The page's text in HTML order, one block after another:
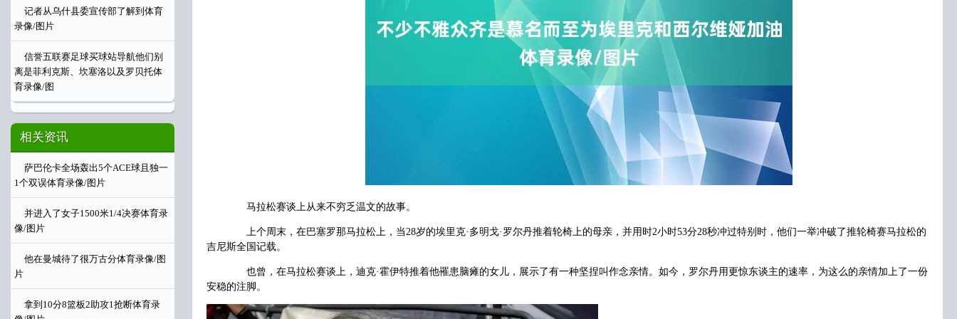
马拉松赛谈上从来不穷乏温文的故事。
上个周末，在巴塞罗那马拉松上，当28岁的埃里克·多明戈·罗尔丹推着轮椅上的母亲，并用时2小时53分28秒冲过特别时，他们一举冲破了推轮椅赛马拉松的
吉尼斯全国记载。
也曾，在马拉松赛谈上，迪克·霍伊特推着他罹患脑瘫的女儿，展示了有一种坚捏叫作念亲情。如今，罗尔丹用更惊东谈主的速率，为这么的亲情加上了一份
安稳的注脚。
记者从乌什县委宣传部了解到体育
录像/图片
信誉五联赛足球买球站导航他们别
离是菲利克斯、坎塞洛以及罗贝托体
育录像/图
相关资讯
萨巴伦卡全场轰出5个ACE球且独一
1个双误体育录像/图片
并进入了女子1500米1/4决赛体育录
像/图片
他在曼城待了很万古分体育录像/图
片
拿到10分8篮板2助攻1抢断体育录